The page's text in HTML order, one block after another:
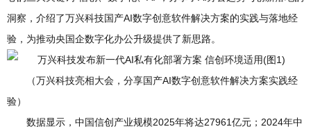
洞察，介绍了万兴科技国产AI数字创意软件解决方案的实践与落地经
验，为推动央国企数字化办公升级提供了新思路。
（万兴科技亮相大会，分享国产AI数字创意软件解决方案实践经
验）
数据显示，中国信创产业规模2025年将达27961亿元；2024年中